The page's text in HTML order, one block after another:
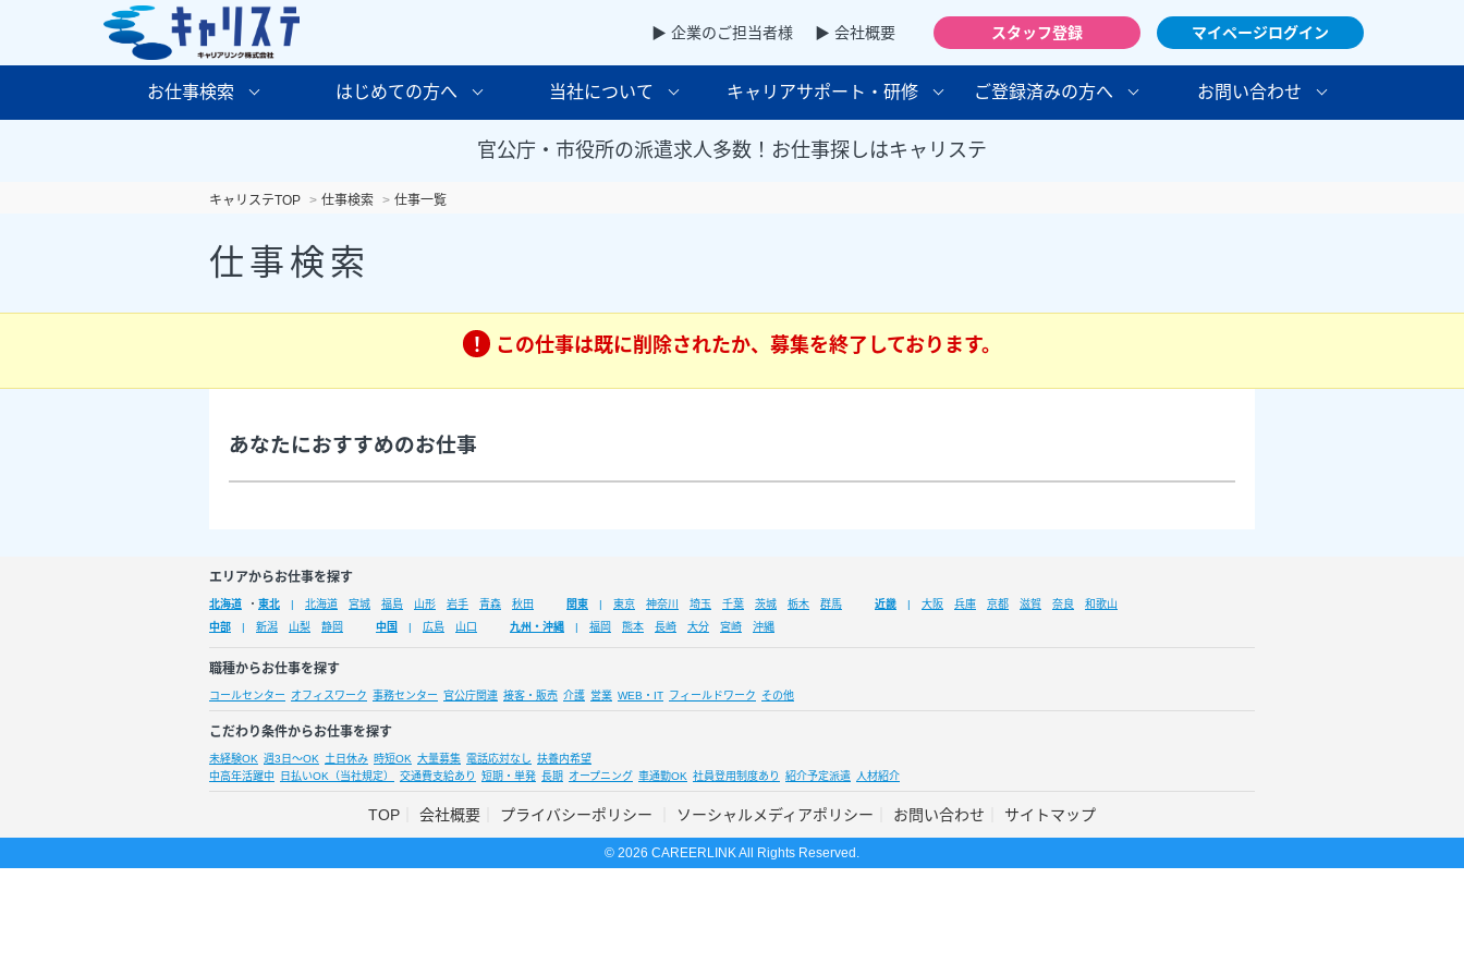
▶ 企業のご担当者様 ▶ 会社概要 スタッフ登録 マイページログイン
お仕事検索 はじめての方へ 当社について キャリアサポート・研修 ご登録済みの方へ お問い合わせ
官公庁・市役所の派遣求人多数！お仕事探しはキャリステ
キャリステTOP 仕事検索 仕事一覧
仕事検索
この仕事は既に削除されたか、募集を終了しております。
あなたにおすすめのお仕事
エリアからお仕事を探す
北海道 ・ 東北 北海道 宮城 福島 山形 岩手 青森 秋田 関東 東京 神奈川 埼玉 千葉 茨城 栃木 群馬 近畿 大阪 兵庫 京都 滋賀 奈良
和歌山
中部
新潟 山梨 静岡 中国 広島 山口 九州・沖縄 福岡 熊本 長崎 大分 宮崎 沖縄
職種からお仕事を探す
コールセンター オフィスワーク 事務センター 官公庁関連 接客・販売 介護 営業 WEB・IT フィールドワーク その他
こだわり条件からお仕事を探す
未経験OK 週3日～OK 土日休み 時短OK 大量募集 電話応対なし 扶養内希望
中高年活躍中
日払いOK（当社規定） 交通費支給あり 短期・単発 長期 オープニング 車通勤OK 社員登用制度あり 紹介予定派遣 人材紹介
TOP 会社概要 プライバシーポリシー ソーシャルメディアポリシー お問い合わせ サイトマップ
© 2026 CAREERLINK All Rights Reserved.